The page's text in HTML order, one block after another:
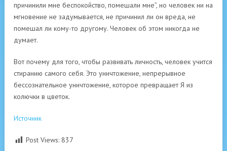
причинили мне беспокойство, помешали мне”, но человек ни на
мгновение не задумывается, не причинил ли он вреда, не
помешал ли кому-то другому. Человек об этом никогда не
думает.
Вот почему для того, чтобы развивать личность, человек учится
стиранию самого себя. Это уничтожение, непрерывное
бессознательное уничтожение, которое превращает Я из
колючки в цветок.
Источник
Post Views: 837